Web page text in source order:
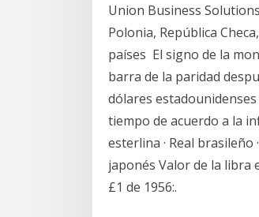
Union Business
Polonia, República
países El signo de la
barra de la paridad
dólares
tiempo de acuerdo a la
esterlina · Real brasileño
japonés Valor de la libra
£1 de 1956:.